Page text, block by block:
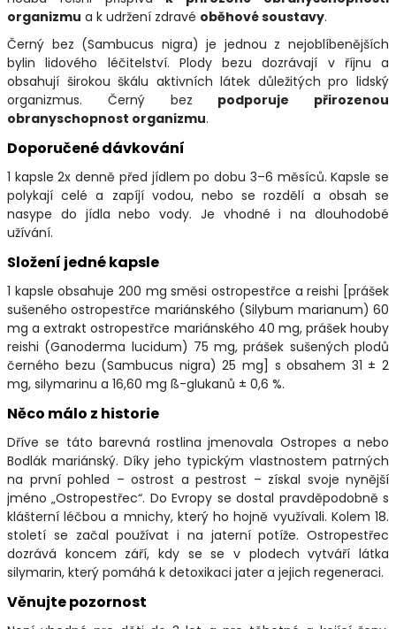
organizmu a k udržení zdravé oběhové soustavy.
Černý bez (Sambucus nigra) je jednou z nejoblíbenějších
bylin lidového léčitelství. Plody bezu dozrávají v říjnu a
obsahují širokou škálu aktivních látek důležitých pro lidský
organizmus. Černý bez podporuje přirozenou
obranyschopnost organizmu.
Doporučené dávkování
1 kapsle 2x denně před jídlem po dobu 3–6 měsíců. Kapsle se
polykají celé a zapíjí vodou, nebo se rozdělí a obsah se
nasype do jídla nebo vody. Je vhodné i na dlouhodobé
užívání.
Složení jedné kapsle
1 kapsle obsahuje 200 mg směsi ostropestřce a reishi [prášek
sušeného ostropestřce mariánského (Silybum marianum) 60
mg a extrakt ostropestřce mariánského 40 mg, prášek houby
reishi (Ganoderma lucidum) 75 mg, prášek sušených plodů
černého bezu (Sambucus nigra) 25 mg] s obsahem 31 ± 2
mg, silymarinu a 16,60 mg ß-glukanů ± 0,6 %.
Něco málo z historie
Dříve se táto barevná rostlina jmenovala Ostropes a nebo
Bodlák mariánský. Díky jeho typickým vlastnostem patrných
na první pohled – ostrost a pestrost – získal svoje nynější
jméno „Ostropestřec“. Do Evropy se dostal pravděpodobně s
klášterní léčbou a mnichy, který ho hojně využívali. Kolem 18.
století se začal používat i na jaterní potíže. Ostropestřec
dozrává koncem září, kdy se se v plodech vytváří látka
silymarin, který pomáhá k detoxikaci jater a jejich regeneraci.
Věnujte pozornost